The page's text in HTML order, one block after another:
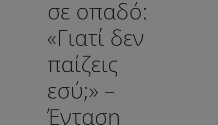
σε οπαδό:
«Γιατί δεν
παίζεις
εσύ;» –
Ένταση